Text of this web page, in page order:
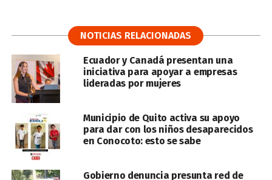
NOTICIAS RELACIONADAS
Ecuador y Canadá presentan una
iniciativa para apoyar a empresas
lideradas por mujeres
Municipio de Quito activa su apoyo
para dar con los niños desaparecidos
en Conocoto: esto se sabe
Gobierno denuncia presunta red de